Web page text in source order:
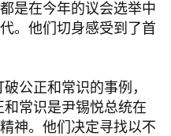
是在今年的议会选举中
。他们切身感受到了首
公正和常识的事例，
常识是尹锡悦总统在
神。他们决定寻找以不